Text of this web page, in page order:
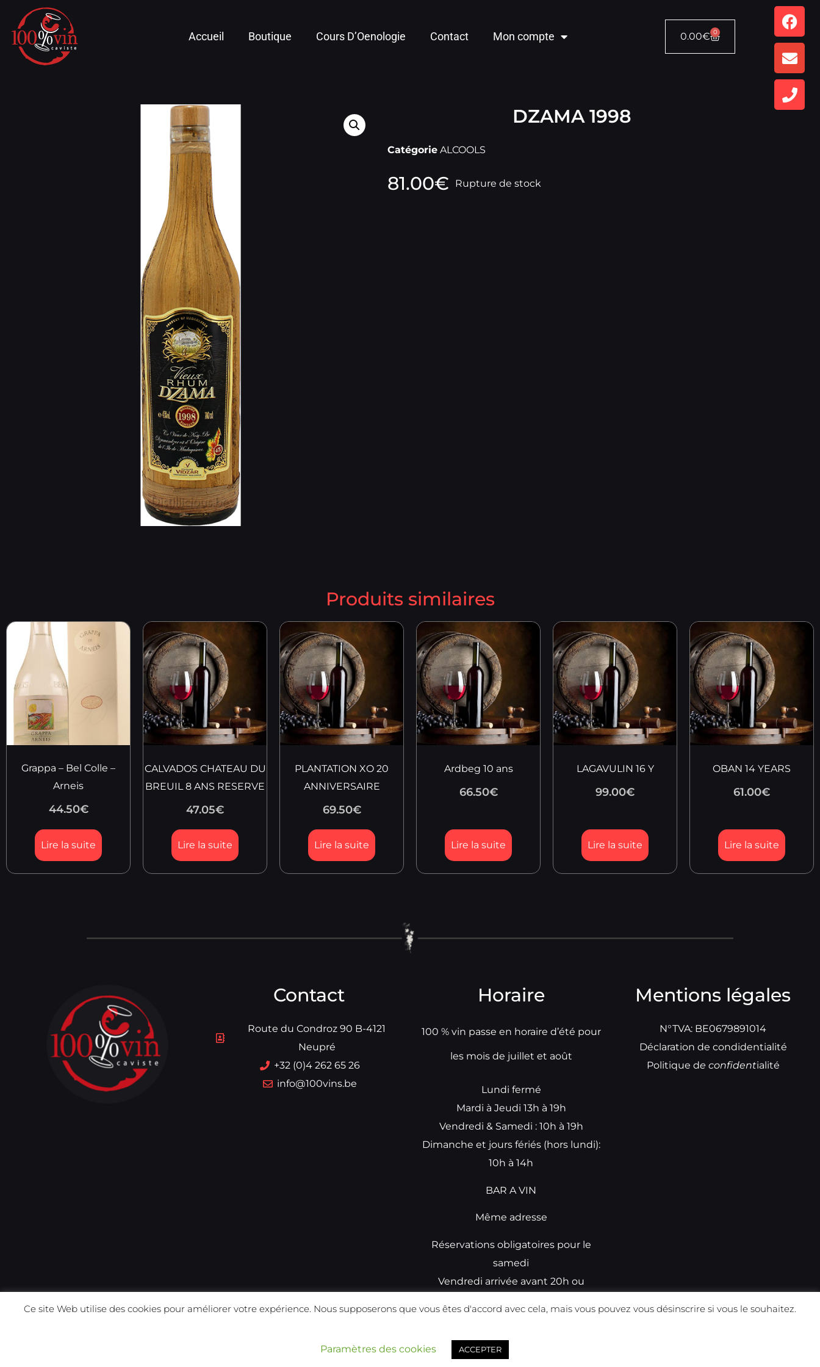
Accueil Boutique Cours D’Oenologie Contact Mon compte 0.00€ 0
DZAMA 1998
Catégorie ALCOOLS
81.00€ Rupture de stock
Produits similaires
Grappa – Bel Colle –
Arneis
44.50€
Lire la suite
CALVADOS CHATEAU DU
BREUIL 8 ANS RESERVE
47.05€
Lire la suite
PLANTATION XO 20
ANNIVERSAIRE
69.50€
Lire la suite
Ardbeg 10 ans
66.50€
Lire la suite
LAGAVULIN 16 Y
99.00€
Lire la suite
OBAN 14 YEARS
61.00€
Lire la suite
Contact
Route du Condroz 90 B-4121
Neupré
+32 (0)4 262 65 26
info@100vins.be
Horaire
100 % vin passe en horaire d’été pour
les mois de juillet et août
Lundi fermé
Mardi à Jeudi 13h à 19h
Vendredi & Samedi : 10h à 19h
Dimanche et jours fériés (hors lundi):
10h à 14h
BAR A VIN
Même adresse
Réservations obligatoires pour le
samedi
Vendredi arrivée avant 20h ou
Mentions légales
N°TVA: BE0679891014
Déclaration de condidentialité
Politique de confidentialité
Réalisé par Prismatech
Ce site Web utilise des cookies pour améliorer votre expérience. Nous supposerons que vous êtes d'accord avec cela, mais vous pouvez vous désinscrire si vous le souhaitez.
Paramètres des cookies ACCEPTER